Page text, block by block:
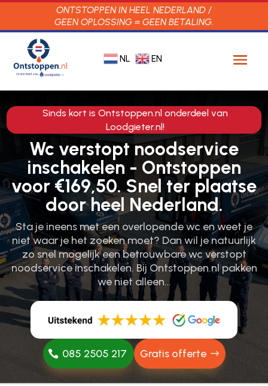
ONTSTOPPEN IN HEEL NEDERLAND /
GEEN OPLOSSING = GEEN BETALING.
NL EN
Sinds kort is Ontstoppen.nl onderdeel van
Loodgieter.nl!
Wc verstopt noodservice
inschakelen - Ontstoppen
voor €169,50. Snel ter plaatse
door heel Nederland.
Sta je ineens met een overlopende wc en weet je
niet waar je het zoeken moet? Dan wil je natuurlijk
zo snel mogelijk een betrouwbare wc verstopt
noodservice inschakelen.​ Bij Ontstoppen.​nl pakken
we niet alleen…
085 2505 217 Gratis offerte